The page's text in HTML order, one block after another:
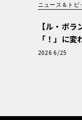
ニュース＆トピ
【ル・ボ
「！」に
「輸入車
2026 6/25